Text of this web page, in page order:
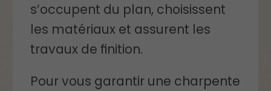
s’occupent du plan, choisissent
les matériaux et assurent les
travaux de finition.
Pour vous garantir une charpente